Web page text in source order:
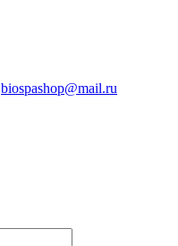
biospashop@mail.ru